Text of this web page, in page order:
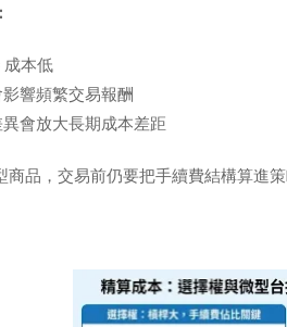
成本低
響頻繁交易報酬
會放大長期成本差距
商品，交易前仍要把手續費結構算進